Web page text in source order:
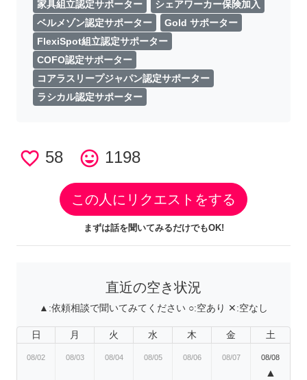
家具組立認定サポーター
シェアワーカー保険加入
ベルメゾン認定サポーター
Gold サポーター
FlexiSpot組立認定サポーター
COFO認定サポーター
コアラスリープジャパン認定サポーター
ラシカル認定サポーター
favorite_border 58 tag_faces 1198
この人にリクエストをする
まずは話を聞いてみるだけでもOK!
直近の空き状況
▲:依頼相談で聞いてみてください ○:空あり ✕:空なし
日 月 火 水 木 金 土
08/02 08/03 08/04 08/05 08/06 08/07 08/08
▲